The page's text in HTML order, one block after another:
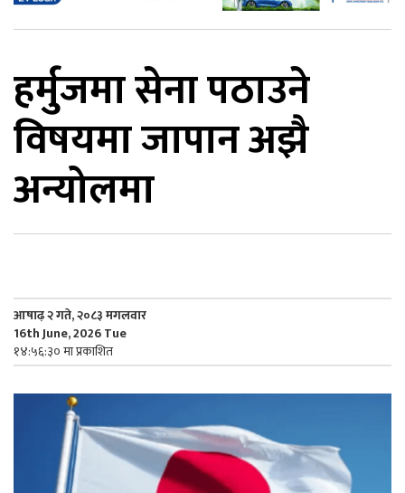
हर्मुजमा सेना पठाउने
विषयमा जापान अझै
अन्योलमा
आषाढ़ २ गते, २०८३ मगलवार
16th June, 2026 Tue
१४:५६:३० मा प्रकाशित